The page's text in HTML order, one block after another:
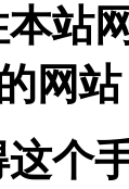
站
网站
个